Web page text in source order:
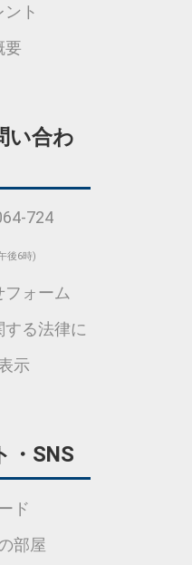
ト
要
い合わ
724
後6時)
フォーム
る法律に
示
・SNS
ド
部屋